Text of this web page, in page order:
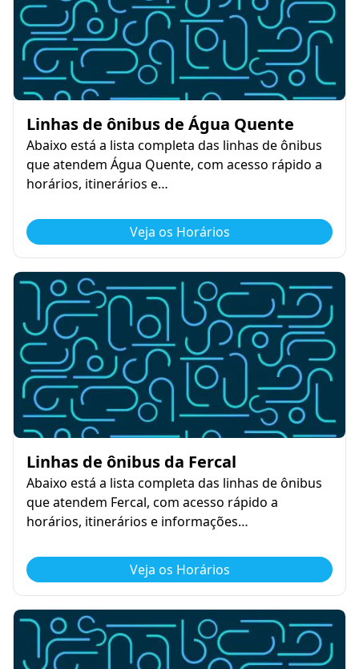
Linhas de ônibus de Água Quente
Abaixo está a lista completa das linhas de ônibus
que atendem Água Quente, com acesso rápido a
horários, itinerários e…
Veja os Horários
Linhas de ônibus da Fercal
Abaixo está a lista completa das linhas de ônibus
que atendem Fercal, com acesso rápido a
horários, itinerários e informações…
Veja os Horários